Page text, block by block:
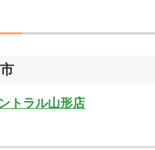
トラル山形店